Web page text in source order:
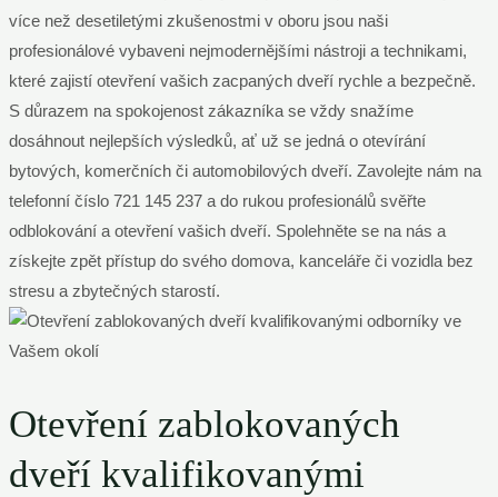
více než desetiletými zkušenostmi v oboru jsou naši
profesionálové vybaveni nejmodernějšími nástroji a technikami,
které zajistí otevření vašich zacpaných dveří rychle a bezpečně.
S důrazem na spokojenost zákazníka se vždy snažíme
dosáhnout nejlepších výsledků, ať už se jedná o otevírání
bytových, komerčních či automobilových dveří. Zavolejte nám na
telefonní číslo 721 145 237 a do rukou profesionálů svěřte
odblokování a otevření vašich dveří. Spolehněte se na nás a
získejte zpět přístup do svého domova, kanceláře či vozidla bez
stresu a zbytečných starostí.
Otevření zablokovaných
dveří kvalifikovanými